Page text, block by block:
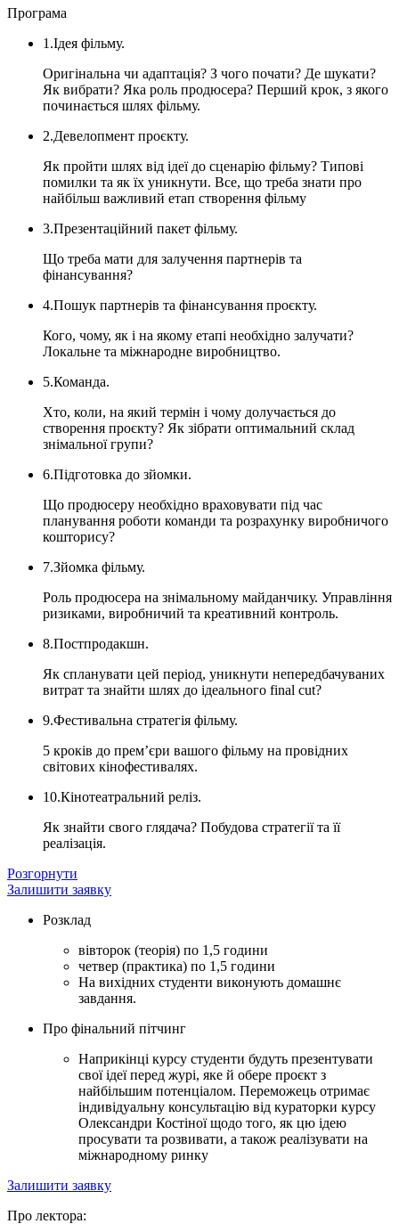
Програма
1.Ідея фільму.
Оригінальна чи адаптація? З чого почати? Де шукати?
Як вибрати? Яка роль продюсера? Перший крок, з якого
починається шлях фільму.
2.Девелопмент проєкту.
Як пройти шлях від ідеї до сценарію фільму? Типові
помилки та як їх уникнути. Все, що треба знати про
найбільш важливий етап створення фільму
3.Презентаційний пакет фільму.
Що треба мати для залучення партнерів та
фінансування?
4.Пошук партнерів та фінансування проєкту.
Кого, чому, як і на якому етапі необхідно залучати?
Локальне та міжнародне виробництво.
5.Команда.
Хто, коли, на який термін і чому долучається до
створення проєкту? Як зібрати оптимальний склад
знімальної групи?
6.Підготовка до зйомки.
Що продюсеру необхідно враховувати під час
планування роботи команди та розрахунку виробничого
кошторису?
7.Зйомка фільму.
Роль продюсера на знімальному майданчику. Управління
ризиками, виробничий та креативний контроль.
8.Постпродакшн.
Як спланувати цей період, уникнути непередбачуваних
витрат та знайти шлях до ідеального final cut?
9.Фестивальна стратегія фільму.
5 кроків до прем’єри вашого фільму на провідних
світових кінофестивалях.
10.Кінотеатральний реліз.
Як знайти свого глядача? Побудова стратегії та її
реалізація.
Розгорнути
Залишити заявку
Розклад
вівторок (теорія) по 1,5 години
четвер (практика) по 1,5 години
На вихідних студенти виконують домашнє
завдання.
Про фінальний пітчинг
Наприкінці курсу студенти будуть презентувати
свої ідеї перед журі, яке й обере проєкт з
найбільшим потенціалом. Переможець отримає
індивідуальну консультацію від кураторки курсу
Олександри Костіної щодо того, як цю ідею
просувати та розвивати, а також реалізувати на
міжнародному ринку
Залишити заявку
Про лектора: